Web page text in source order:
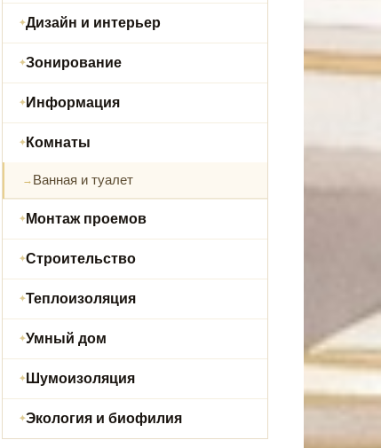
Дизайн и интерьер
Зонирование
Информация
Комнаты
Ванная и туалет
Монтаж проемов
Строительство
Теплоизоляция
Умный дом
Шумоизоляция
Экология и биофилия